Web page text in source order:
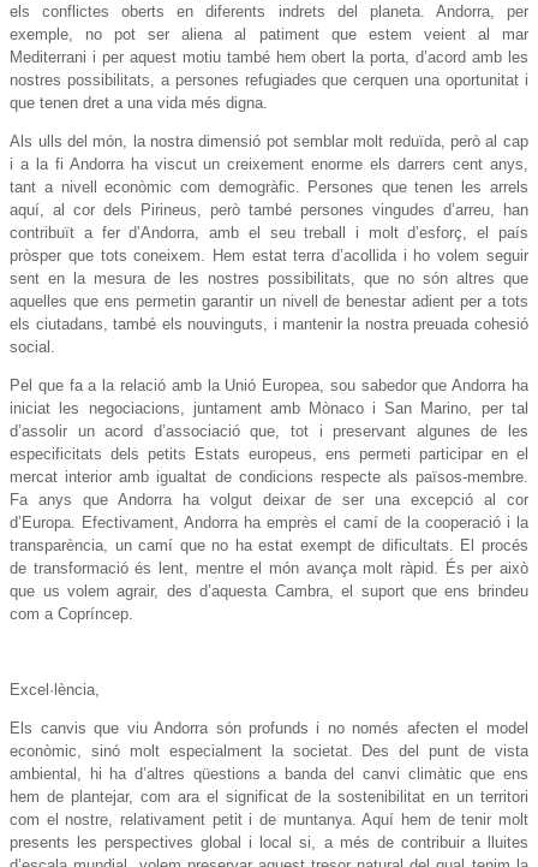
els conflictes oberts en diferents indrets del planeta. Andorra, per
exemple, no pot ser aliena al patiment que estem veient al mar
Mediterrani i per aquest motiu també hem obert la porta, d’acord amb les
nostres possibilitats, a persones refugiades que cerquen una oportunitat i
que tenen dret a una vida més digna.
Als ulls del món, la nostra dimensió pot semblar molt reduïda, però al cap
i a la fi Andorra ha viscut un creixement enorme els darrers cent anys,
tant a nivell econòmic com demogràfic. Persones que tenen les arrels
aquí, al cor dels Pirineus, però també persones vingudes d’arreu, han
contribuït a fer d’Andorra, amb el seu treball i molt d’esforç, el país
pròsper que tots coneixem. Hem estat terra d’acollida i ho volem seguir
sent en la mesura de les nostres possibilitats, que no són altres que
aquelles que ens permetin garantir un nivell de benestar adient per a tots
els ciutadans, també els nouvinguts, i mantenir la nostra preuada cohesió
social.
Pel que fa a la relació amb la Unió Europea, sou sabedor que Andorra ha
iniciat les negociacions, juntament amb Mònaco i San Marino, per tal
d’assolir un acord d’associació que, tot i preservant algunes de les
especificitats dels petits Estats europeus, ens permeti participar en el
mercat interior amb igualtat de condicions respecte als països-membre.
Fa anys que Andorra ha volgut deixar de ser una excepció al cor
d’Europa. Efectivament, Andorra ha emprès el camí de la cooperació i la
transparència, un camí que no ha estat exempt de dificultats. El procés
de transformació és lent, mentre el món avança molt ràpid. És per això
que us volem agrair, des d’aquesta Cambra, el suport que ens brindeu
com a Copríncep.
Excel·lència,
Els canvis que viu Andorra són profunds i no només afecten el model
econòmic, sinó molt especialment la societat. Des del punt de vista
ambiental, hi ha d’altres qüestions a banda del canvi climàtic que ens
hem de plantejar, com ara el significat de la sostenibilitat en un territori
com el nostre, relativament petit i de muntanya. Aquí hem de tenir molt
presents les perspectives global i local si, a més de contribuir a lluites